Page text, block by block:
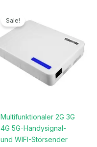
Sale!
Multifunktionaler 2G 3G
4G 5G-Handysignal-
und WIFI-Störsender
war:
329,99€.